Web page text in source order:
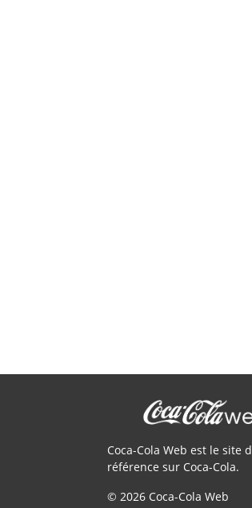
Coca-Cola Web est le site
référence sur Coca-Cola.
© 2026 Coca-Cola Web